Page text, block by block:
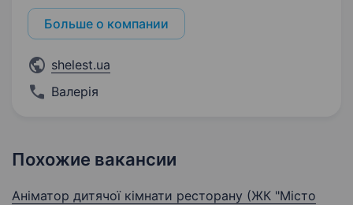
Больше о компании
shelest.ua
Валерія
Похожие вакансии
Аніматор дитячої кімнати ресторану (ЖК "Місто